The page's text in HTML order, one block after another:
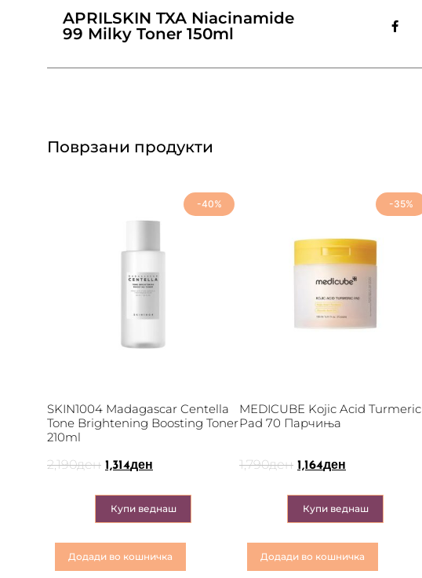
APRILSKIN TXA Niacinamide
99 Milky Toner 150ml
Поврзани продукти
-40%
SKIN1004 Madagascar Centella
Tone Brightening Boosting Toner
210ml
2,190ден 1,314ден
Купи веднаш
Додади во кошничка
-35%
MEDICUBE Kojic Acid Turmeric
Pad 70 Парчиња
1,790ден 1,164ден
Купи веднаш
Додади во кошничка